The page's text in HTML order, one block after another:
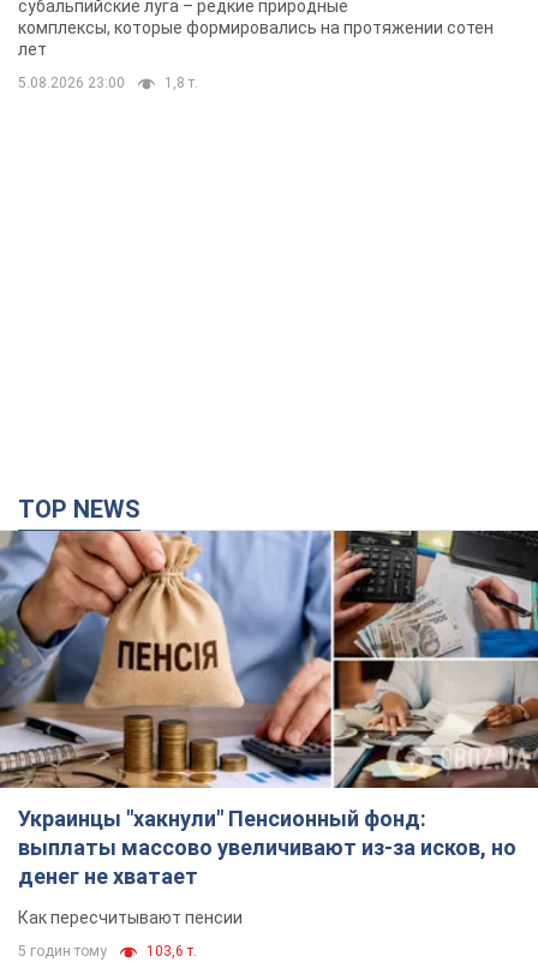
субальпийские луга – редкие природные
комплексы, которые формировались на протяжении сотен
лет
5.08.2026 23:00 1,8 т.
TOP NEWS
Украинцы "хакнули" Пенсионный фонд:
выплаты массово увеличивают из-за исков, но
денег не хватает
Как пересчитывают пенсии
5 годин тому 103,6 т.